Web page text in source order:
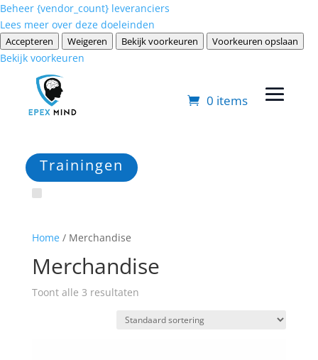
Beheer {vendor_count} leveranciers
Lees meer over deze doeleinden
Accepteren Weigeren Bekijk voorkeuren Voorkeuren opslaan
Bekijk voorkeuren
0 items
Trainingen
Home/ Merchandise
Merchandise
Toont alle 3 resultaten